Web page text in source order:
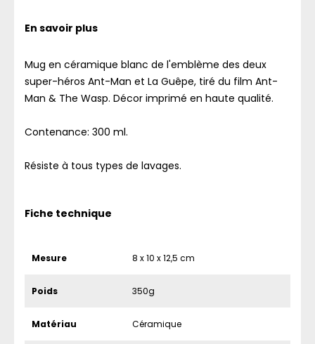
En savoir plus
Mug en céramique blanc de l'emblème des deux
super-héros Ant-Man et La Guêpe, tiré du film Ant-
Man & The Wasp. Décor imprimé en haute qualité.
Contenance: 300 ml.
Résiste à tous types de lavages.
Fiche technique
Mesure 8 x 10 x 12,5 cm
Poids 350g
Matériau Céramique